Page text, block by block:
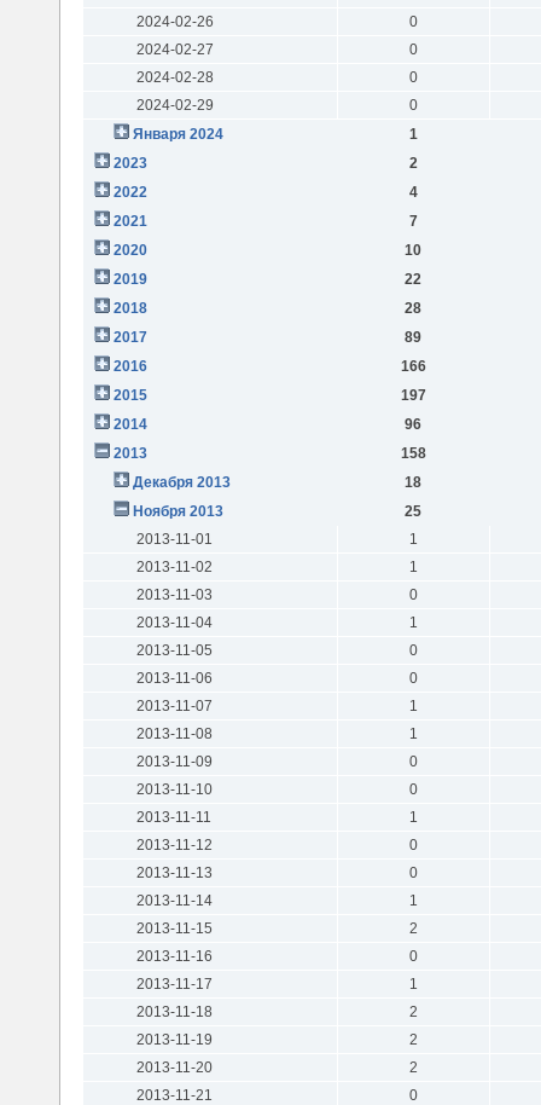
2024-02-26
0
2024-02-27
0
2024-02-28
0
2024-02-29
0
Января 2024
1
2023
2
2022
4
2021
7
2020
10
2019
22
2018
28
2017
89
2016
166
2015
197
2014
96
2013
158
Декабря 2013
18
Ноября 2013
25
2013-11-01
1
2013-11-02
1
2013-11-03
0
2013-11-04
1
2013-11-05
0
2013-11-06
0
2013-11-07
1
2013-11-08
1
2013-11-09
0
2013-11-10
0
2013-11-11
1
2013-11-12
0
2013-11-13
0
2013-11-14
1
2013-11-15
2
2013-11-16
0
2013-11-17
1
2013-11-18
2
2013-11-19
2
2013-11-20
2
2013-11-21
0